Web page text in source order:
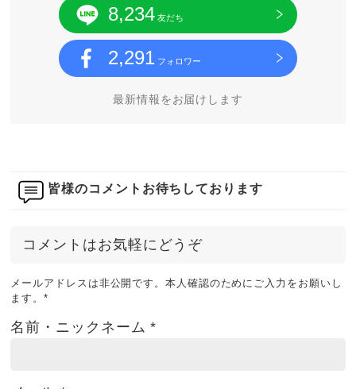
8,234 友だち
2,291 フォロワー
最新情報をお届けします
皆様のコメントお待ちしております
コメントはお気軽にどうぞ
メールアドレスは非公開です。本人確認のためにご入力をお願いし
ます。*
名前・ニックネーム*